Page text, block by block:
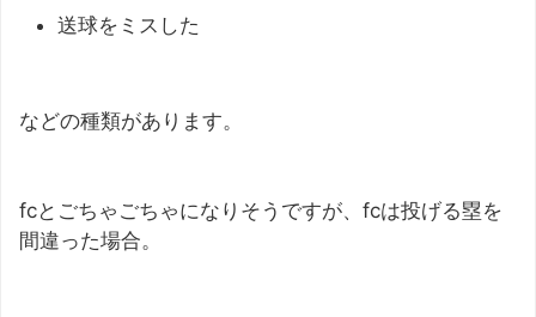
送球をミスした
などの種類があります。
fcとごちゃごちゃになりそうですが、fcは投げる塁を
間違った場合。